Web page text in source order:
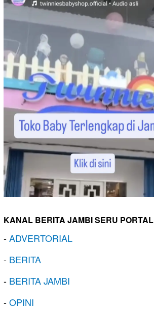
KANAL BERITA JAMBI SERU PORTAL
-ADVERTORIAL
- BERITA
- BERITA JAMBI
-OPINI